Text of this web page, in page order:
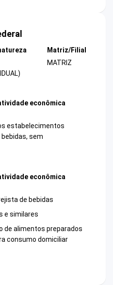
Matriz/Filial
MATRIZ
econômica
estabelecimentos
sem
econômica
de bebidas
e similares
de alimentos preparados
consumo domiciliar